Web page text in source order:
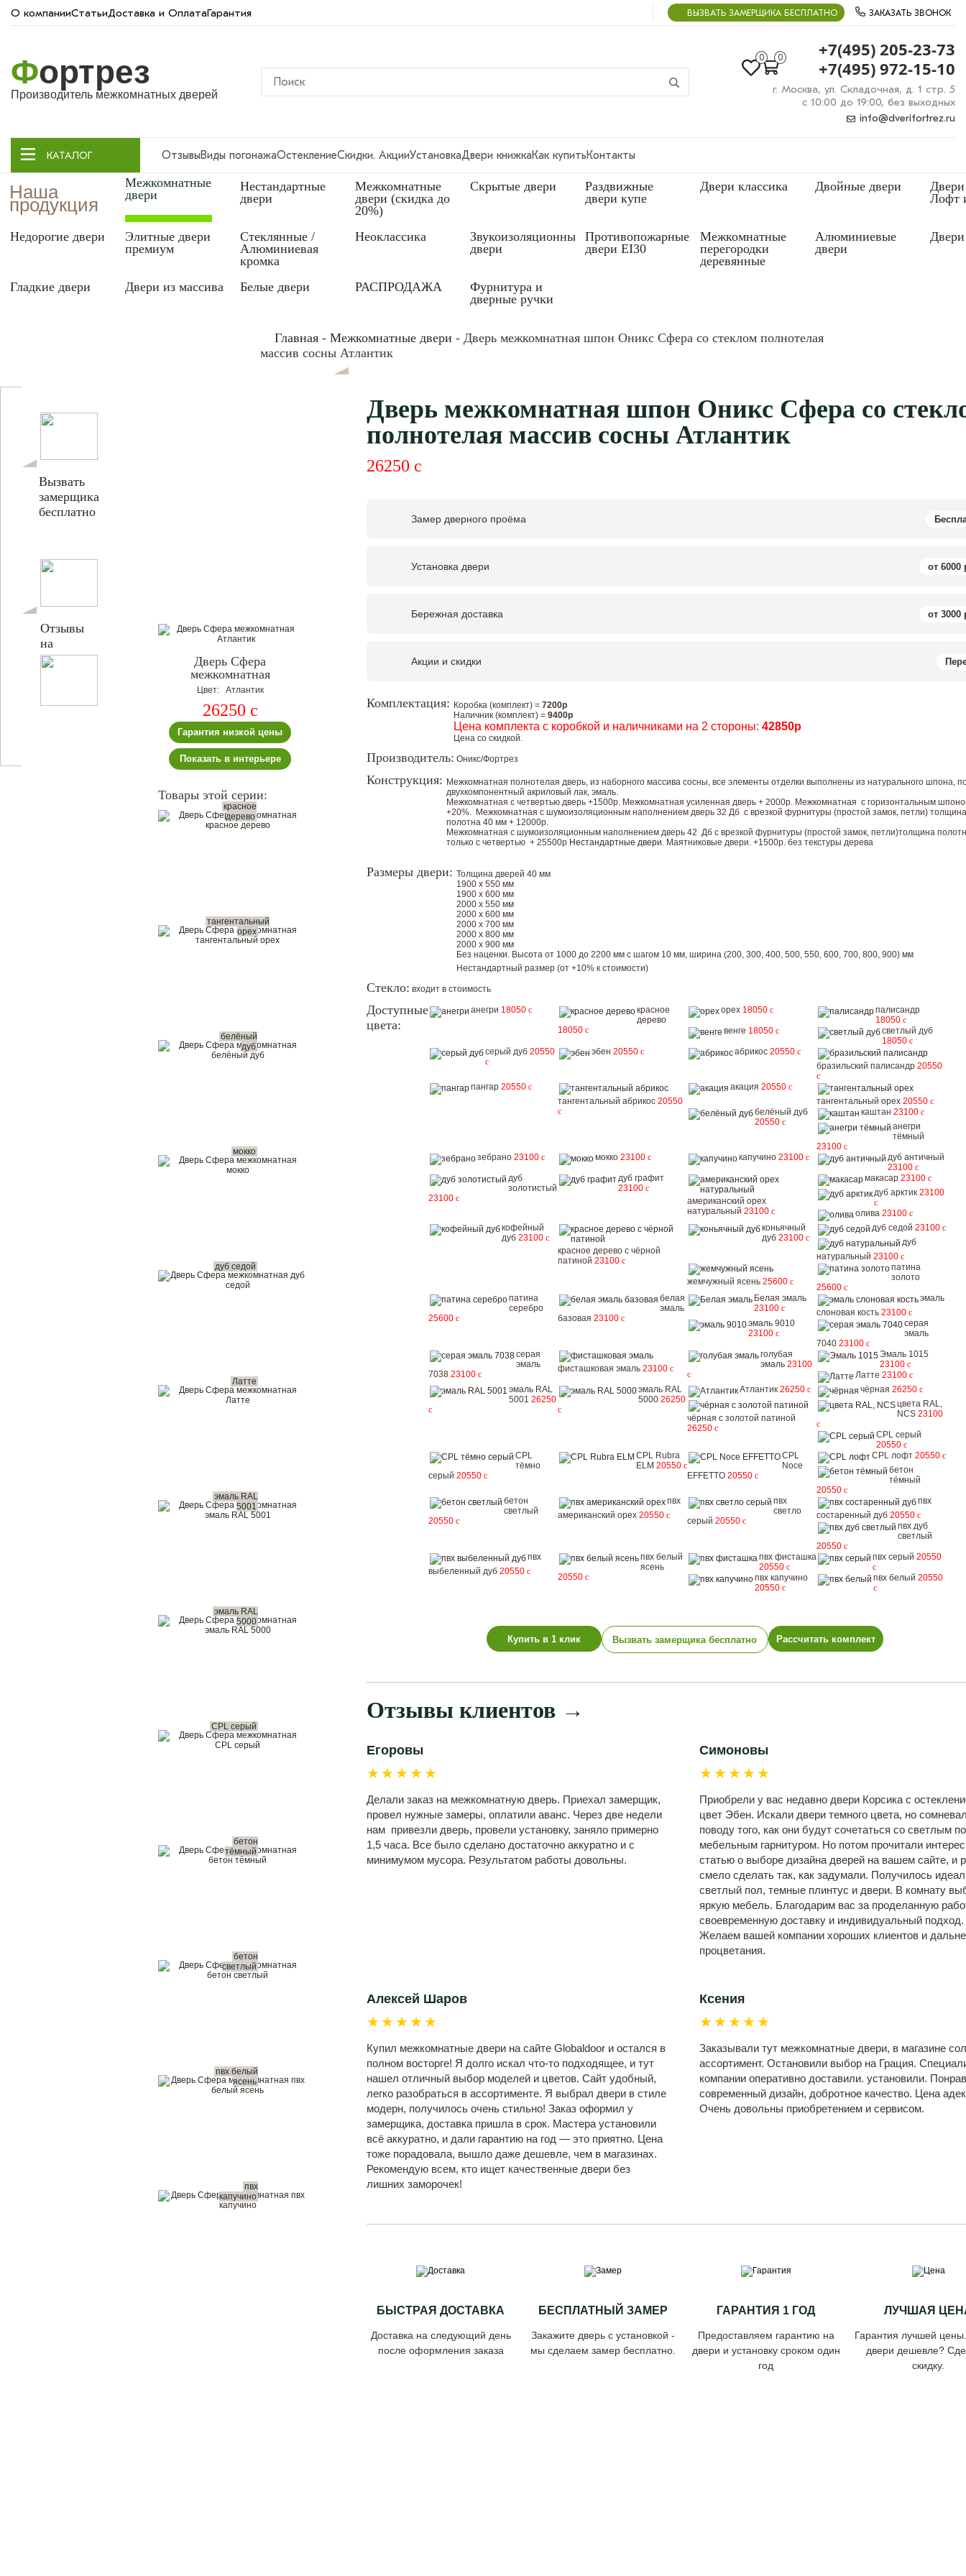
О компанииСтатьиДоставка и ОплатаГарантия ВЫЗВАТЬ ЗАМЕРЩИКА БЕСПЛАТНО ЗАКАЗАТЬ ЗВОНОК
Фортрез
Производитель межкомнатных дверей
0 0
+7(495) 205-23-73
+7(495) 972-15-10
г. Москва, ул. Складочная, д. 1 стр. 5
с 10:00 до 19:00, без выходных
info@dverifortrez.ru
КАТАЛОГ ОтзывыВиды погонажаОстеклениеСкидки. АкцииУстановкаДвери книжкаКак купитьКонтакты
Наша
продукция
Межкомнатные
двери
Нестандартные
двери
Межкомнатные
двери (скидка до
20%)
Скрытые двери
Раздвижные
двери купе
Двери классика Двойные двери
Лофт
Недорогие двери
Элитные двери
премиум
Стеклянные /
Алюминиевая
кромка
Неоклассика
Звукоизоляционные
двери
Противопожарные
двери EI30
Межкомнатные
перегородки
деревянные
Алюминиевые
двери
Двери
Гладкие двери Двери из массива Белые двери РАСПРОДАЖА
Фурнитура и
дверные ручки
Главная - Межкомнатные двери - Дверь межкомнатная шпон Оникс Сфера со стеклом полнотелая
массив сосны Атлантик
Вызвать
замерщика
бесплатно
Отзывы
на
Дверь Сфера
межкомнатная
Цвет: Атлантик
26250 c
Гарантия низкой цены
Показать в интерьере
Товары этой серии:
красное
дерево
тангентальный
орех
белёный
дуб
мокко
дуб седой
Латте
эмаль RAL
5001
эмаль RAL
5000
CPL серый
бетон
тёмный
бетон
светлый
пвх белый
ясень
пвх
капучино
Дверь межкомнатная шпон Оникс Сфера со
полнотелая массив сосны Атлантик
26250 c
Замер дверного проёма
Установка двери от 6000
Бережная доставка от 3000
Акции и скидки
Комплектация: Коробка (комплект) = 7200р
Наличник (комплект) = 9400р
Цена комплекта с коробкой и наличниками на 2 стороны: 42850р
Цена со скидкой.
Производитель: Оникс/Фортрез
Конструкция: Межкомнатная полнотелая дверь, из наборного массива сосны, все элементы отделки выполнены из натурального шпона,
двухкомпонентный акриловый лак, эмаль.
Межкомнатная с четвертью дверь +1500р. Межкомнатная усиленная дверь + 2000р. Межкомнатная с горизонтальным
+20%. Межкомнатная с шумоизоляционным наполнением дверь 32 Дб с врезкой фурнитуры (простой замок, петли) толщина
полотна 40 мм + 12000р.
Межкомнатная с шумоизоляционным наполнением дверь 42 Дб с врезкой фурнитуры (простой замок, петли)толщина
только с четвертью + 25500р Нестандартные двери. Маятниковые двери. +1500р. без текстуры дерева
Размеры двери: Толщина дверей 40 мм
1900 х 550 мм
1900 х 600 мм
2000 х 550 мм
2000 х 600 мм
2000 х 700 мм
2000 х 800 мм
2000 х 900 мм
Без наценки. Высота от 1000 до 2200 мм с шагом 10 мм, ширина (200, 300, 400, 500, 550, 600, 700, 800, 900) мм
Нестандартный размер (от +10% к стоимости)
Стекло: входит в стоимость
Доступные
цвета:
анегри 18050 c
красное
дерево
18050 c
орех 18050 c
палисандр
18050 c
венге 18050 c
светлый дуб
18050 c
серый дуб 20550
c
эбен 20550 c абрикос 20550 c
бразильский палисандр 20550
c
пангар 20550 c
тангентальный абрикос 20550
c
акация 20550 c
тангентальный орех 20550 c
белёный дуб
20550 c
каштан 23100 c
анегри
тёмный
23100 c
зебрано 23100 c мокко 23100 c капучино 23100 c
дуб античный
23100 c
дуб
золотистый
23100 c
дуб графит
23100 c
американский орех
натуральный 23100 c
макасар 23100 c
дуб арктик 23100
c
олива 23100 c
кофейный
дуб 23100 c
красное дерево с чёрной
патиной 23100 c
коньячный
дуб 23100 c
дуб седой 23100 c
дуб
натуральный 23100 c
жемчужный ясень 25600 c
патина
золото
25600 c
патина
серебро
25600 c
белая
эмаль
базовая 23100 c
Белая эмаль
23100 c
эмаль
слоновая кость 23100 c
эмаль 9010
23100 c
серая
эмаль
7040 23100 c
серая
эмаль
7038 23100 c
фисташковая эмаль 23100 c
голубая
эмаль 23100
c
Эмаль 1015
23100 c
Латте 23100 c
эмаль RAL
5001 26250
c
эмаль RAL
5000 26250
c
Атлантик 26250 c чёрная 26250 c
чёрная с золотой патиной
26250 c
цвета RAL,
NCS 23100
c
CPL серый
20550 c
CPL
тёмно
серый 20550 c
CPL Rubra
ELM 20550 c
CPL
Noce
EFFETTO 20550 c
CPL лофт 20550 c
бетон
тёмный
20550 c
бетон
светлый
20550 c
пвх
американский орех 20550 c
пвх
светло
серый 20550 c
пвх
состаренный дуб 20550 c
пвх дуб
светлый
20550 c
пвх
выбеленный дуб 20550 c
пвх белый
ясень
20550 c
пвх фисташка
20550 c
пвх серый 20550
c
пвх капучино
20550 c
пвх белый 20550
c
Купить в 1 клик Вызвать замерщика бесплатно Рассчитать комплект
Отзывы клиентов →
Егоровы
★★★★★
Делали заказ на межкомнатную дверь. Приехал замерщик,
провел нужные замеры, оплатили аванс. Через две недели
нам привезли дверь, провели установку, заняло примерно
1,5 часа. Все было сделано достаточно аккуратно и с
минимумом мусора. Результатом работы довольны.
Симоновы
★★★★★
Приобрели у вас недавно двери Корсика с
цвет Эбен. Искали двери темного цвета, но
поводу того, как они будут сочетаться со светлым
мебельным гарнитуром. Но потом прочитали
статью о выборе дизайна дверей на вашем сайте, и
смело сделать так, как задумали. Получилось
светлый пол, темные плинтус и двери. В комнату
яркую мебель. Благодарим вас за проделанную
своевременную доставку и индивидуальный подход.
Желаем вашей компании хороших клиентов и
процветания.
Алексей Шаров
★★★★★
Купил межкомнатные двери на сайте Globaldoor и остался в
полном восторге! Я долго искал что-то подходящее, и тут
нашел отличный выбор моделей и цветов. Сайт удобный,
легко разобраться в ассортименте. Я выбрал двери в стиле
модерн, получилось очень стильно! Заказ оформил у
замерщика, доставка пришла в срок. Мастера установили
всё аккуратно, и дали гарантию на год — это приятно. Цена
тоже порадовала, вышло даже дешевле, чем в магазинах.
Рекомендую всем, кто ищет качественные двери без
лишних заморочек!
Ксения
★★★★★
Заказывали тут межкомнатные двери, в магазине
ассортимент. Остановили выбор на Грация.
компании оперативно доставили. установили.
современный дизайн, добротное качество. Цена
Очень довольны приобретением и сервисом.
БЫСТРАЯ ДОСТАВКА
Доставка на следующий день
после оформления заказа
БЕСПЛАТНЫЙ ЗАМЕР
Закажите дверь с установкой -
мы сделаем замер бесплатно.
ГАРАНТИЯ 1 ГОД
Предоставляем гарантию на
двери и установку сроком один
год
ЛУЧШАЯ
Гарантия лучшей
двери дешевле?
скидку.